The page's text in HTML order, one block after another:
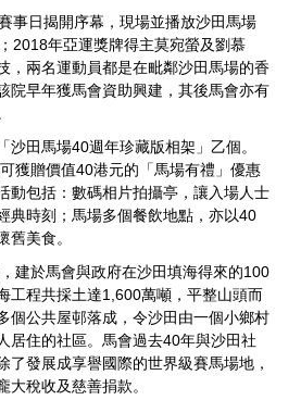
事日揭開序幕，現場並播放沙田馬場
2018年亞運獎牌得主莫宛螢及劉慕
，兩名運動員都是在毗鄰沙田馬場的香
院早年獲馬會資助興建，其後馬會亦有
沙田馬場40週年珍藏版相架」乙個。
獲贈價值40港元的「馬場有禮」優惠
動包括：數碼相片拍攝亭，讓入場人士
典時刻；馬場多個餐飲地點，亦以40
舊美食。
建於馬會與政府在沙田填海得來的100
工程共採土達1,600萬噸，平整山頭而
個公共屋邨落成，令沙田由一個小鄉村
居住的社區。馬會過去40年與沙田社
了發展成享譽國際的世界級賽馬場地，
大稅收及慈善捐款。